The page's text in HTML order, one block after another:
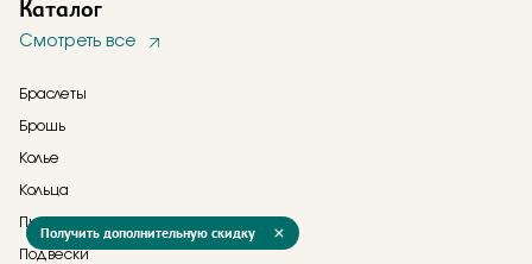
Каталог
Смотреть все
Браслеты
Брошь
Колье
Кольца
Пирсинг
Подвески
Получить дополнительную скидку